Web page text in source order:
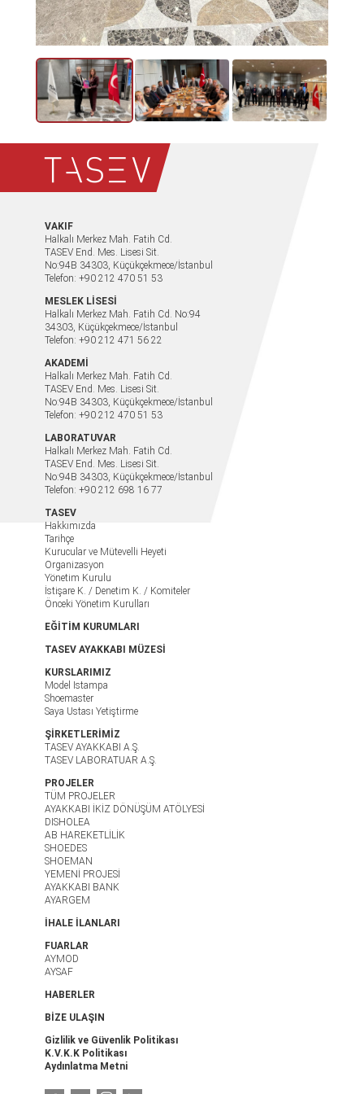
VAKIF
Halkalı Merkez Mah. Fatih Cd.
TASEV End. Mes. Lisesi Sit.
No:94B 34303, Küçükçekmece/İstanbul
Telefon: +90 212 470 51 53
MESLEK LİSESİ
Halkalı Merkez Mah. Fatih Cd. No:94
34303, Küçükçekmece/İstanbul
Telefon: +90 212 471 56 22
AKADEMİ
Halkalı Merkez Mah. Fatih Cd.
TASEV End. Mes. Lisesi Sit.
No:94B 34303, Küçükçekmece/İstanbul
Telefon: +90 212 470 51 53
LABORATUVAR
Halkalı Merkez Mah. Fatih Cd.
TASEV End. Mes. Lisesi Sit.
No:94B 34303, Küçükçekmece/İstanbul
Telefon: +90 212 698 16 77
TASEV
Hakkımızda
Tarihçe
Kurucular ve Mütevelli Heyeti
Organizasyon
Yönetim Kurulu
İstişare K. / Denetim K. / Komiteler
Önceki Yönetim Kurulları
EĞİTİM KURUMLARI
TASEV AYAKKABI MÜZESİ
KURSLARIMIZ
Model Istampa
Shoemaster
Saya Ustası Yetiştirme
ŞİRKETLERİMİZ
TASEV AYAKKABI A.Ş.
TASEV LABORATUAR A.Ş.
PROJELER
TÜM PROJELER
AYAKKABI İKİZ DÖNÜŞÜM ATÖLYESİ
DISHOLEA
AB HAREKETLİLİK
SHOEDES
SHOEMAN
YEMENİ PROJESİ
AYAKKABI BANK
AYARGEM
İHALE İLANLARI
FUARLAR
AYMOD
AYSAF
HABERLER
BİZE ULAŞIN
Gizlilik ve Güvenlik Politikası
K.V.K.K Politikası
Aydınlatma Metni